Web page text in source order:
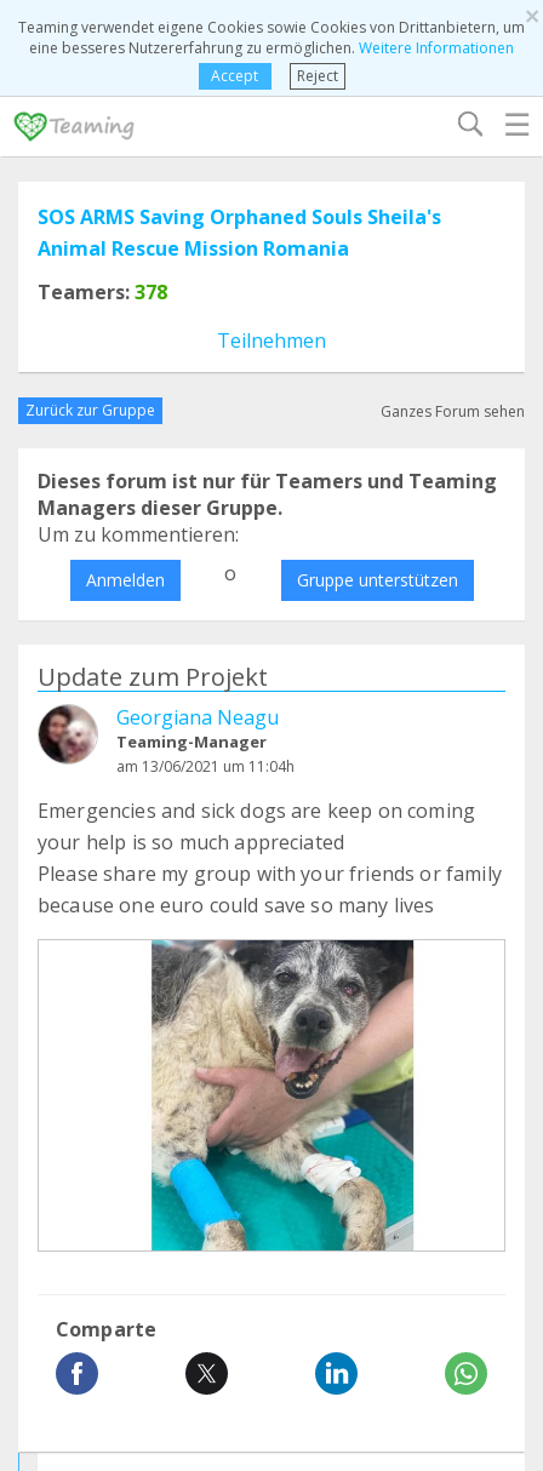
×
Teaming verwendet eigene Cookies sowie Cookies von Drittanbietern, um
eine besseres Nutzererfahrung zu ermöglichen. Weitere Informationen
Accept
Reject
☰
SOS ARMS Saving Orphaned Souls Sheila's
Animal Rescue Mission Romania
Teamers:378
Teilnehmen
Zurück zur Gruppe Ganzes Forum sehen
Dieses forum ist nur für Teamers und Teaming
Managers dieser Gruppe.
Um zu kommentieren:
Anmelden o Gruppe unterstützen
Update zum Projekt
Georgiana Neagu
Teaming-Manager
am 13/06/2021 um 11:04h
Emergencies and sick dogs are keep on coming
your help is so much appreciated
Please share my group with your friends or family
because one euro could save so many lives
Comparte